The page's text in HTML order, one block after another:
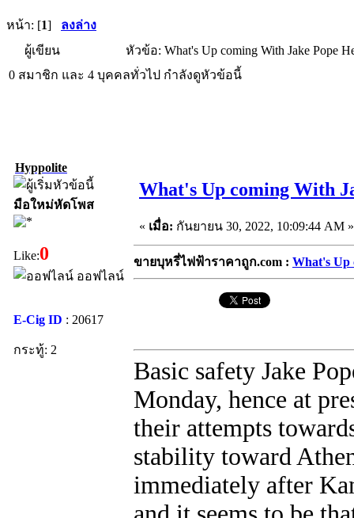
หน้า: [1] ลงล่าง
ผู้เขียน
หัวข้อ: What's Up coming With Jake Pope
0 สมาชิก และ 4 บุคคลทั่วไป กำลังดูหัวข้อนี้
Hyppolite
มือใหม่หัดโพส
Like:0
ออฟไลน์
E-Cig ID : 20617
กระทู้: 2
What's Up coming With
« เมื่อ: กันยายน 30, 2022, 10:09:44 AM »
ขายบุหรี่ไฟฟ้าราคาถูก.com : What's Up
Basic safety Jake
Monday, hence at
their attempts
stability toward
immediately after